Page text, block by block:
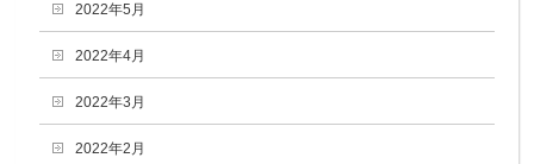
2022年5月
2022年4月
2022年3月
2022年2月